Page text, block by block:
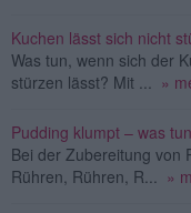
Kuchen lässt sich nicht
Was tun, wenn sich der
stürzen lässt? Mit ...
»
Pudding klumpt – was
Bei der Zubereitung von
Rühren, Rühren, R...
»